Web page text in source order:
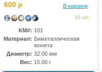
600 р В корзину
10 шт.
KM#: 101
Материал: Биметаллическая
монета
Диаметр: 32.00 мм
Вес: 15.00 г